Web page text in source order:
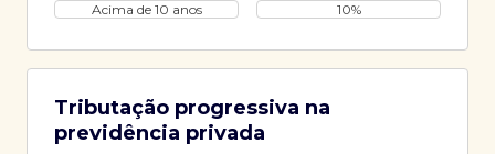
Acima de 10 anos
10%
Tributação progressiva na
previdência privada